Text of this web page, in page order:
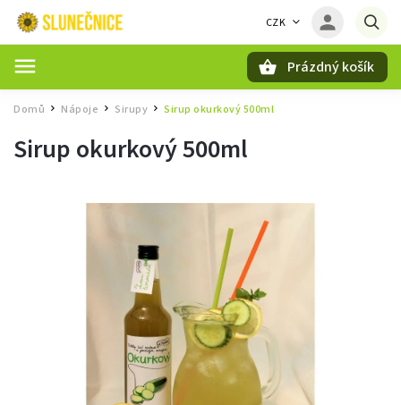
CZK
Prázdný košík
Domů / Nápoje / Sirupy / Sirup okurkový 500ml
Sirup okurkový 500ml